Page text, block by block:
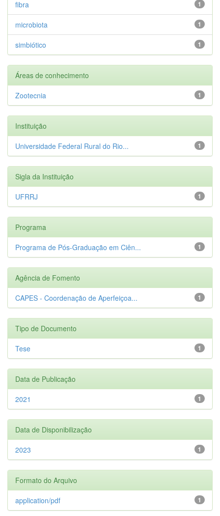
1
fibra
1
microbiota
1
simbiótico
Áreas de conhecimento
1
Zootecnia
Instituição
1
Universidade Federal Rural do Rio...
Sigla da Instituição
1
UFRRJ
Programa
1
Programa de Pós-Graduação em Ciên...
Agência de Fomento
1
CAPES - Coordenação de Aperfeiçoa...
Tipo de Documento
1
Tese
Data de Publicação
1
2021
Data de Disponibilização
1
2023
Formato do Arquivo
1
application/pdf